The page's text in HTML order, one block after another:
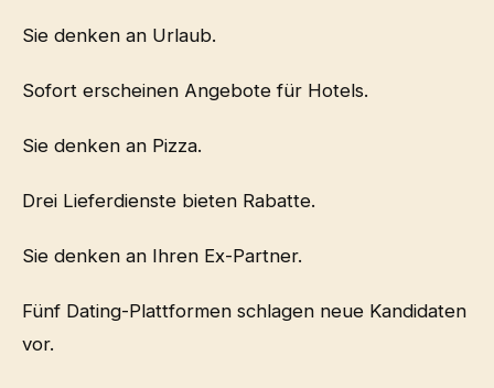
Sie denken an Urlaub.
Sofort erscheinen Angebote für Hotels.
Sie denken an Pizza.
Drei Lieferdienste bieten Rabatte.
Sie denken an Ihren Ex-Partner.
Fünf Dating-Plattformen schlagen neue Kandidaten
vor.